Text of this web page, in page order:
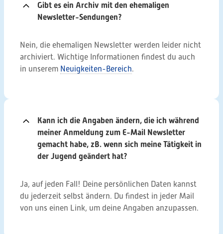
Gibt es ein Archiv mit den ehemaligen
Newsletter-Sendungen?
Nein, die ehemaligen Newsletter werden leider nicht
archiviert. Wichtige Informationen findest du auch
in unserem Neuigkeiten-Bereich.
Kann ich die Angaben ändern, die ich während
meiner Anmeldung zum E-Mail Newsletter
gemacht habe, zB. wenn sich meine Tätigkeit in
der Jugend geändert hat?
Ja, auf jeden Fall! Deine persönlichen Daten kannst
du jederzeit selbst ändern. Du findest in jeder Mail
von uns einen Link, um deine Angaben anzupassen.